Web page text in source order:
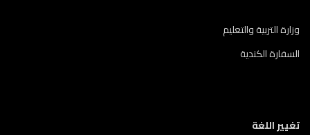
وزارة التربية والتعليم
السفارة الكندية
تغيير اللغة